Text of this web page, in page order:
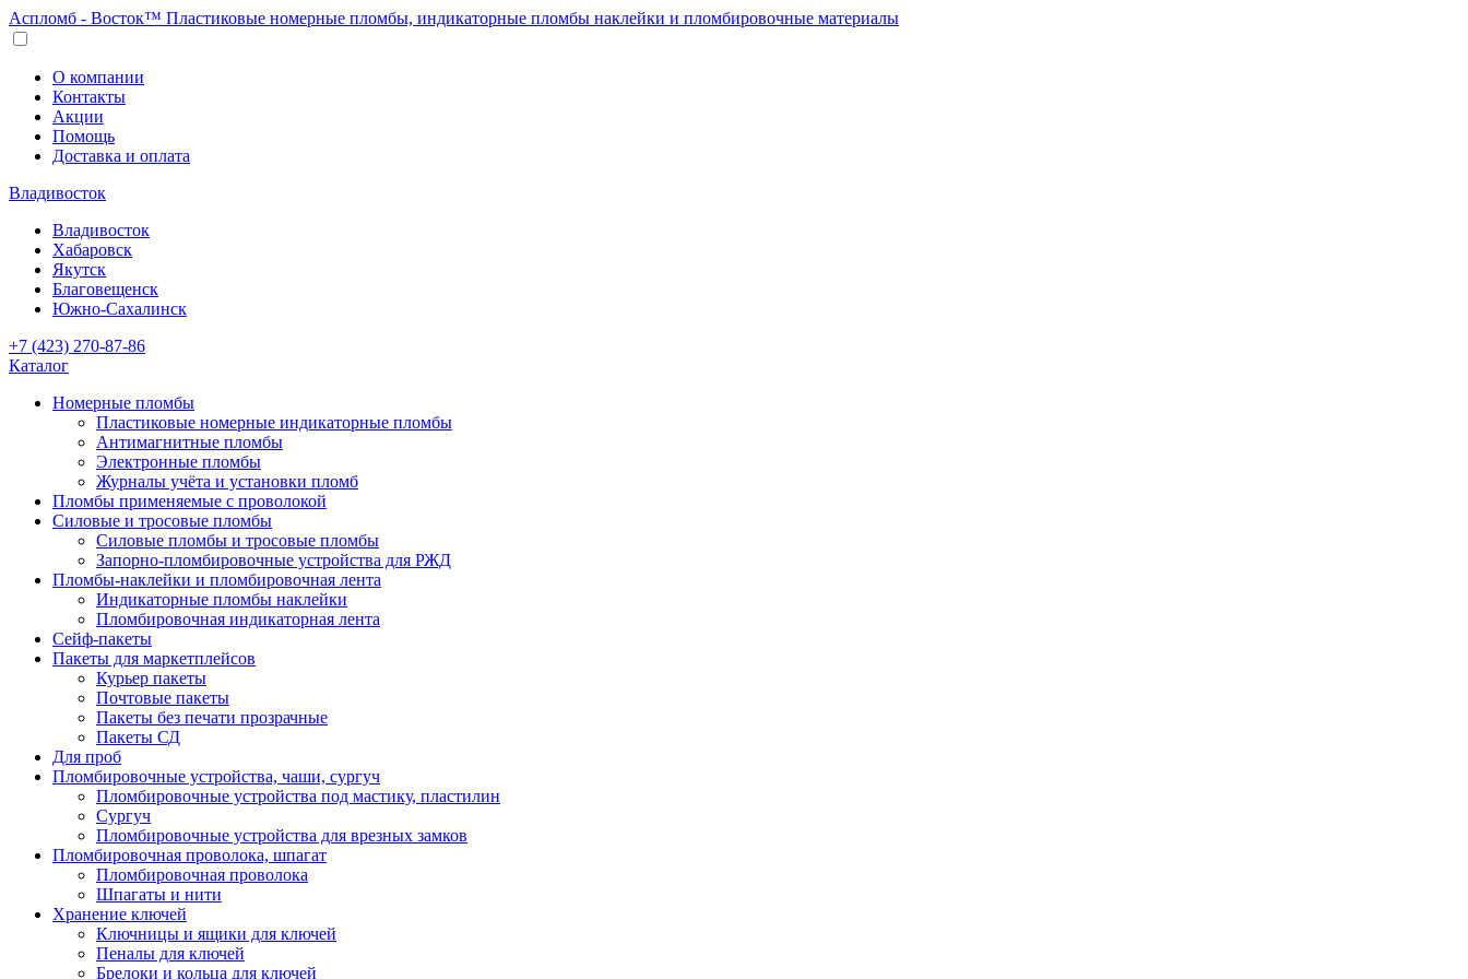
Аспломб - Восток™ Пластиковые номерные пломбы, индикаторные пломбы наклейки и пломбировочные материалы
О компании
Контакты
Акции
Помощь
Доставка и оплата
Владивосток
Владивосток
Хабаровск
Якутск
Благовещенск
Южно-Сахалинск
+7 (423) 270-87-86
Каталог
Номерные пломбы
Пластиковые номерные индикаторные пломбы
Антимагнитные пломбы
Электронные пломбы
Журналы учёта и установки пломб
Пломбы применяемые с проволокой
Силовые и тросовые пломбы
Силовые пломбы и тросовые пломбы
Запорно-пломбировочные устройства для РЖД
Пломбы-наклейки и пломбировочная лента
Индикаторные пломбы наклейки
Пломбировочная индикаторная лента
Сейф-пакеты
Пакеты для маркетплейсов
Курьер пакеты
Почтовые пакеты
Пакеты без печати прозрачные
Пакеты СД
Для проб
Пломбировочные устройства, чаши, сургуч
Пломбировочные устройства под мастику, пластилин
Сургуч
Пломбировочные устройства для врезных замков
Пломбировочная проволока, шпагат
Пломбировочная проволока
Шпагаты и нити
Хранение ключей
Ключницы и ящики для ключей
Пеналы для ключей
Брелоки и кольца для ключей